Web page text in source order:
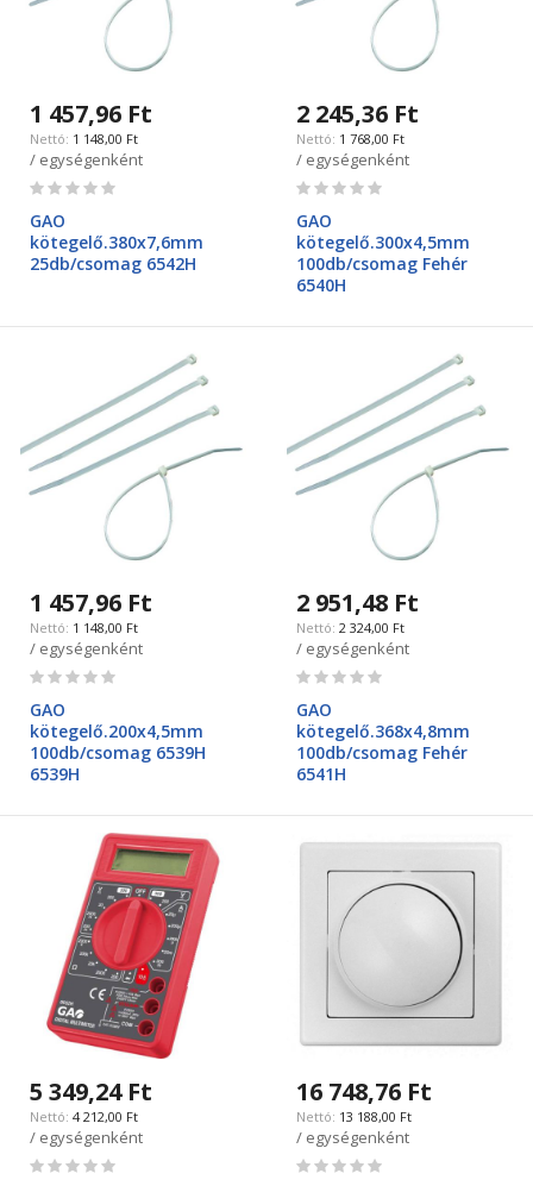
1 457,96 Ft
1 148,00 Ft
/ egységenként
Rating:
GAO
kötegelő.380x7,6mm
25db/csomag 6542H
2 245,36 Ft
1 768,00 Ft
/ egységenként
Rating:
GAO
kötegelő.300x4,5mm
100db/csomag Fehér
6540H
1 457,96 Ft
1 148,00 Ft
/ egységenként
Rating:
GAO
kötegelő.200x4,5mm
100db/csomag 6539H
6539H
2 951,48 Ft
2 324,00 Ft
/ egységenként
Rating:
GAO
kötegelő.368x4,8mm
100db/csomag Fehér
6541H
5 349,24 Ft
4 212,00 Ft
/ egységenként
Rating:
16 748,76 Ft
13 188,00 Ft
/ egységenként
Rating: